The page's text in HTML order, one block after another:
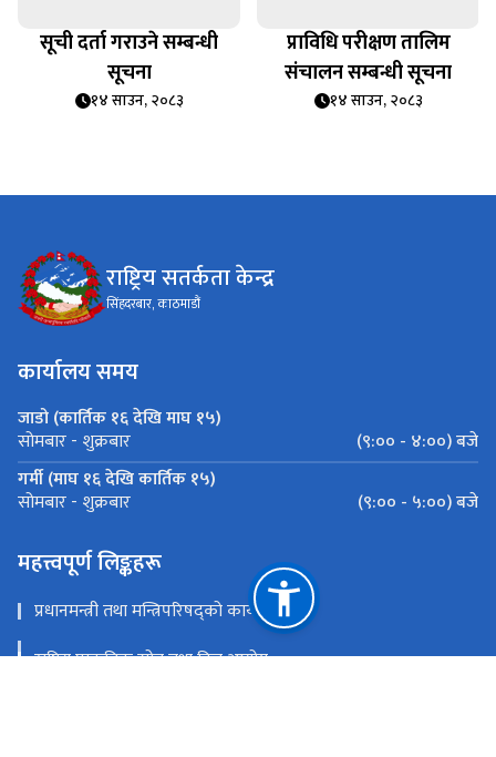
सूची दर्ता गराउने सम्बन्धी
सूचना
१४ साउन, २०८३
प्राविधि परीक्षण तालिम
संचालन सम्बन्धी सूचना
१४ साउन, २०८३
राष्ट्रिय सतर्कता केन्द्र
सिंहदरबार, काठमाडौं
कार्यालय समय
जाडो (कार्तिक १६ देखि माघ १५)
सोमबार - शुक्रबार
(९:०० - ४:००) बजे
गर्मी (माघ १६ देखि कार्तिक १५)
सोमबार - शुक्रबार (९:०० - ५:००) बजे
महत्त्वपूर्ण लिङ्कहरू
प्रधानमन्त्री तथा मन्त्रिपरिषद्को कार्यालय
राष्ट्रिय प्राकृतिक स्रोत तथा वित्त आयोग